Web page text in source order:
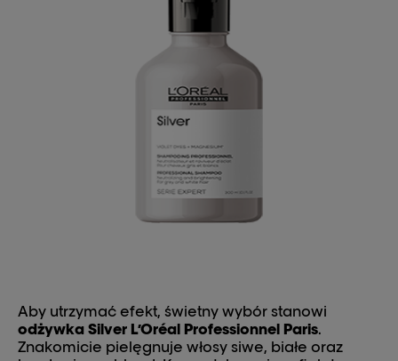
Aby utrzymać efekt, świetny wybór stanowi
odżywka Silver L’Oréal Professionnel Paris.
Znakomicie pielęgnuje włosy siwe, białe oraz